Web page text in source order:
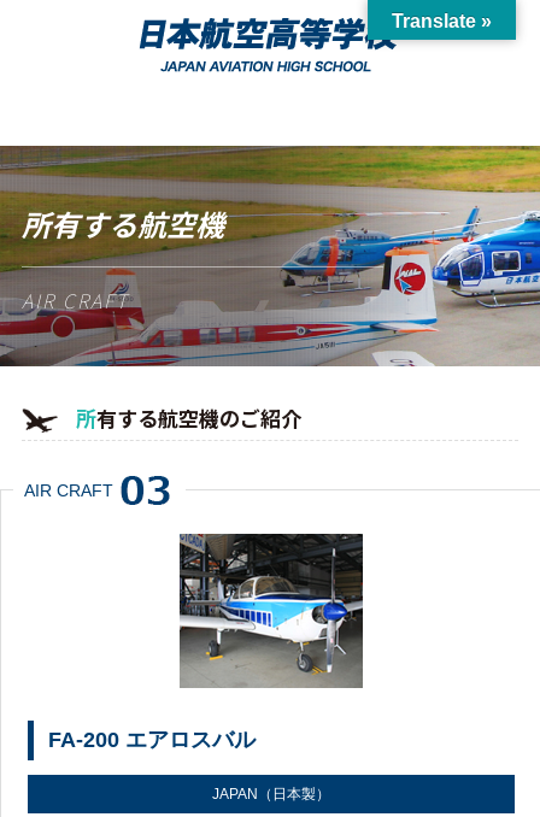
所有する航空機
AIR CRAFT
所有する航空機のご紹介
AIR CRAFT
FA-200 エアロスバル
JAPAN（日本製）
Translate »